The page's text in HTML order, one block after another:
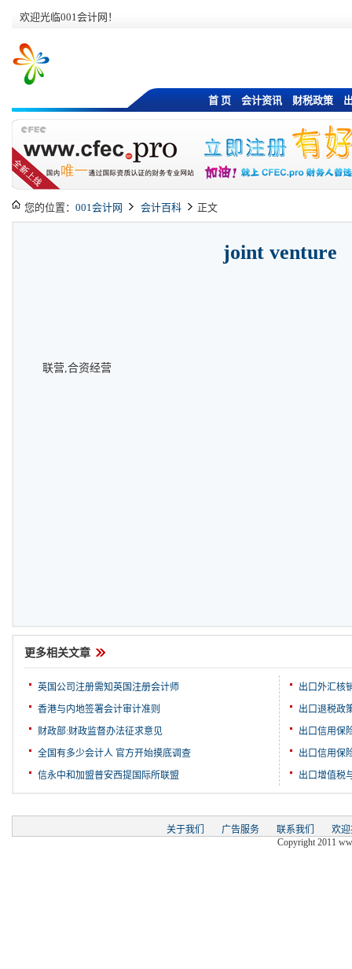
欢迎光临001会计网！
首 页 会计资讯 财税政策
您的位置： 001会计网 会计百科 正文
joint venture
联营,合资经营
更多相关文章
英国公司注册需知英国注册会计师
香港与内地签署会计审计准则
财政部:财政监督办法征求意见
全国有多少会计人 官方开始摸底调查
信永中和加盟普安西提国际所联盟
出口外汇核
出口退税政
出口信用保
出口信用保
出口增值税
关于我们 广告服务 联系我们
欢
Copyright 2011